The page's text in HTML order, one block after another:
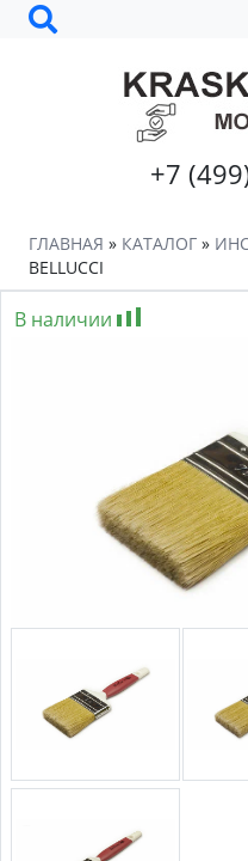
+7
ГЛАВНАЯ » КАТАЛОГ »
BELLUCCI
В наличии